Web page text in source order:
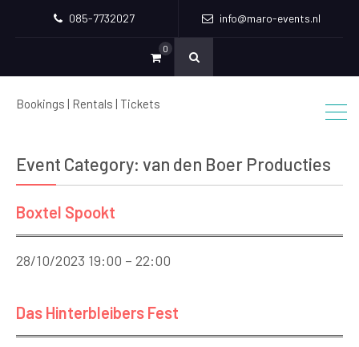
085-7732027 info@maro-events.nl
0
Bookings | Rentals | Tickets
Event Category: van den Boer Producties
Boxtel Spookt
28/10/2023 19:00 – 22:00
Das Hinterbleibers Fest